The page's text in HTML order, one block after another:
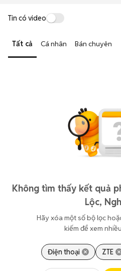
Tin có video
Tất cả Cá nhân Bán chuyên
Không tìm thấy kết quả
Lộc,
Hãy xóa một số bộ lọc
kiếm để xem
Điện thoại ZTE